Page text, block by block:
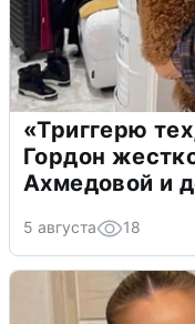
«Триггерю
Гордон
Ахмедовой и
5 августа 18